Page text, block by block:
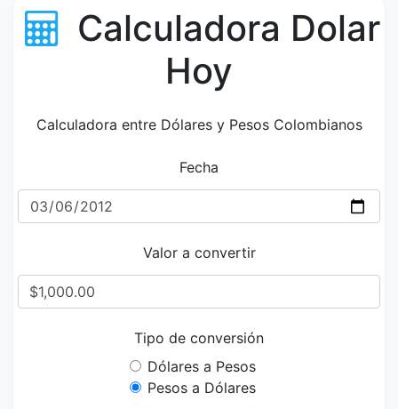
Calculadora Dolar
Hoy
Calculadora entre Dólares y Pesos Colombianos
Fecha
Valor a convertir
Tipo de conversión
Dólares a Pesos
Pesos a Dólares